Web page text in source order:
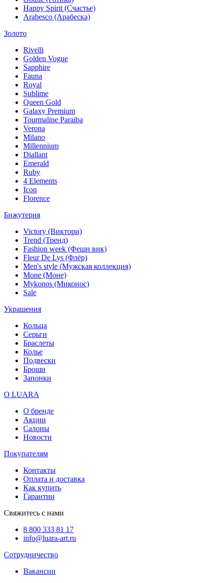
Happy Spirit (Счастье)
Arabesco (Арабеска)
Золото
Rivelli
Golden Vogue
Sapphire
Fauna
Royal
Sublime
Queen Gold
Galaxy Premium
Tourmaline Paraiba
Verona
Milano
Millennium
Diallant
Emerald
Ruby
4 Elements
Icon
Florence
Бижутерия
Victory (Виктори)
Trend (Тренд)
Fashion week (Фешн вик)
Fleur De Lys (Флёр)
Men's style (Мужская коллекция)
Mone (Моне)
Mykonos (Миконос)
Sale
Украшения
Кольца
Серьги
Браслеты
Колье
Подвески
Броши
Запонки
О LUARA
О бренде
Акции
Салоны
Новости
Покупателям
Контакты
Оплата и доставка
Как купить
Гарантии
Свяжитесь с нами
8 800 333 81 17
info@luara-art.ru
Сотрудничество
Вакансии